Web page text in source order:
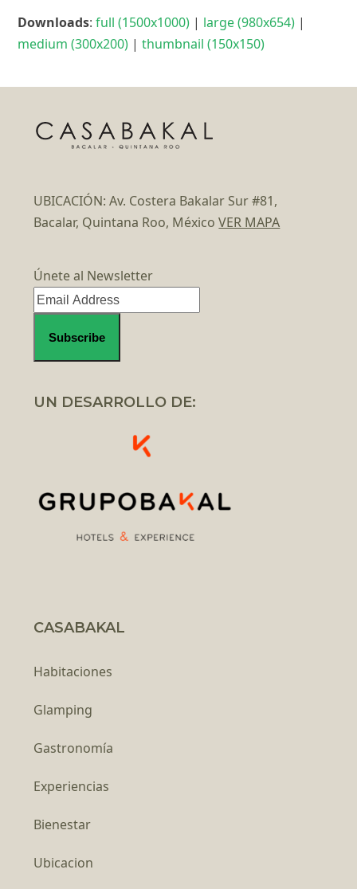
Downloads:full (1500x1000) | large (980x654) |
medium (300x200) |thumbnail (150x150)
UBICACIÓN: Av. Costera Bakalar Sur #81,
Bacalar, Quintana Roo, MéxicoVER MAPA
Únete al Newsletter
UN DESARROLLO DE:
CASABAKAL
Habitaciones
Glamping
Gastronomía
Experiencias
Bienestar
Ubicacion